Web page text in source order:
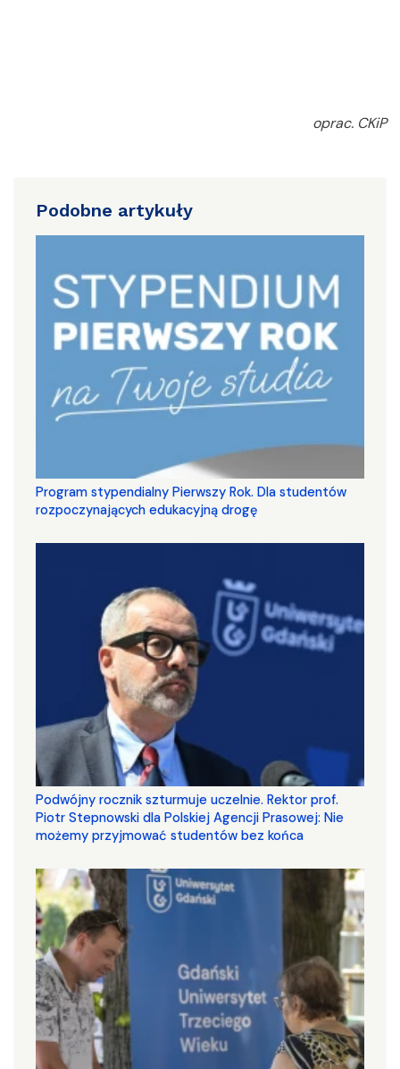
oprac. CKiP
Podobne artykuły
Program stypendialny Pierwszy Rok. Dla studentów
rozpoczynających edukacyjną drogę
Podwójny rocznik szturmuje uczelnie. Rektor prof.
Piotr Stepnowski dla Polskiej Agencji Prasowej: Nie
możemy przyjmować studentów bez końca